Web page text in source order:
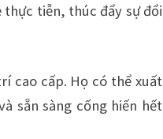
thực tiễn, thúc đẩy sự đổi
cao cấp. Họ có thể xuất
sẵn sàng cống hiến hết